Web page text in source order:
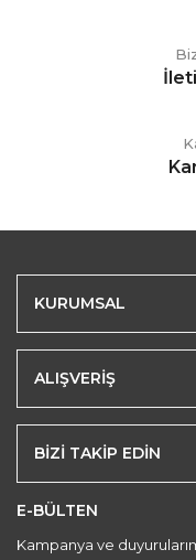
KURUMSAL
ALIŞVERİŞ
BİZİ TAKİP EDİN
E-BÜLTEN
Kampanya ve